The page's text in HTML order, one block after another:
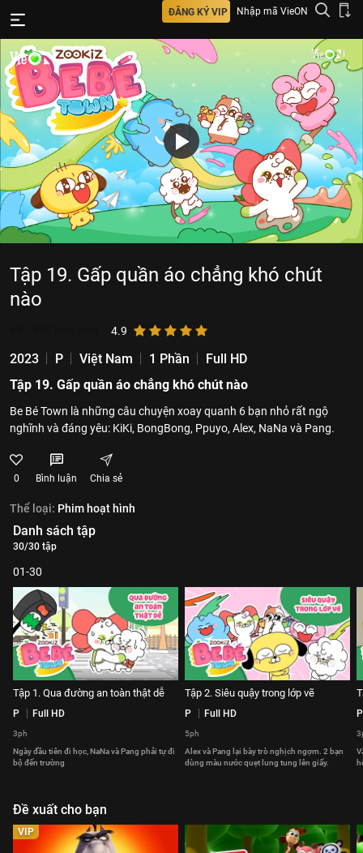
ĐĂNG KÝ VIP Nhập mã VieON
Tập 19. Gấp quần áo chẳng khó chút
nào
4.9
2023 P Việt Nam 1 Phần
Full HD
Tập 19. Gấp quần áo chẳng khó chút nào
Be Bé Town là những câu chuyện xoay quanh 6 bạn nhỏ rất ngộ
nghĩnh và đáng yêu: KiKi, BongBong, Ppuyo, Alex, NaNa và Pang.
0 Bình luận Chia sẻ
Thể loại: Phim hoạt hình
Danh sách tập
30/30 tập
01-30
Tập 1. Qua đường an toàn thật dễ
P Full HD
3ph
Ngày đầu tiên đi học, NaNa và Pang phải tự đi
bộ đến trường
Tập 2. Siêu quậy trong lớp vẽ
P Full HD
5ph
Alex và Pang lại bày trò nghịch ngợm. 2 bạn
dùng màu nước quẹt lung tung lên giấy.
P
Đề xuất cho bạn
VIP